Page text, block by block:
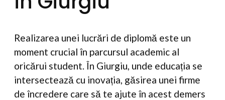
Realizarea unei lucrări de diplomă este un
moment crucial în parcursul academic al
oricărui student. În Giurgiu, unde educația se
intersectează cu inovația, găsirea unei firme
de încredere care să te ajute în acest demers